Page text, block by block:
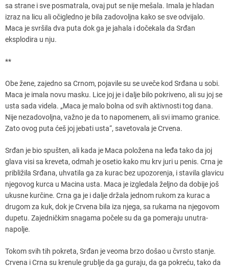
sa strane i sve posmatrala, ovaj put se nije mešala. Imala je hladan
izraz na licu ali očigledno je bila zadovoljna kako se sve odvijalo.
Maca je svršila dva puta dok ga je jahala i dočekala da Srđan
eksplodira u nju.
**
Obe žene, zajedno sa Crnom, pojavile su se uveče kod Srđana u sobi.
Maca je imala novu masku. Lice joj je i dalje bilo pokriveno, ali su joj se
usta sada videla. „Maca je malo bolna od svih aktivnosti tog dana.
Nije nezadovoljna, važno je da to napomenem, ali svi imamo granice.
Zato ovog puta ćeš joj jebati usta“, savetovala je Crvena.
Srđan je bio spušten, ali kada je Maca položena na leđa tako da joj
glava visi sa kreveta, odmah je osetio kako mu krv juri u penis. Crna je
približila Srđana, uhvatila ga za kurac bez upozorenja, i stavila glavicu
njegovog kurca u Macina usta. Maca je izgledala željno da dobije još
ukusne kurčine. Crna ga je i dalje držala jednom rukom za kurac a
drugom za kuk, dok je Crvena bila iza njega, sa rukama na njegovom
dupetu. Zajedničkim snagama počele su da ga pomeraju unutra-
napolje.
Tokom svih tih pokreta, Srđan je veoma brzo došao u čvrsto stanje.
Crvena i Crna su krenule grublje da ga guraju, da ga pokreću, tako da